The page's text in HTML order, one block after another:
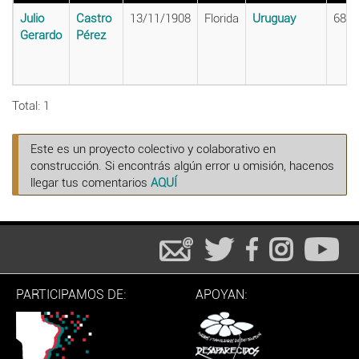
Julio
Gerardo
Castro
Pérez
13/11/1908 Florida Uruguay 68
Total: 1
Este es un proyecto colectivo y colaborativo en
construcción. Si encontrás algún error u omisión, hacenos
llegar tus comentarios AQUÍ
PARTICIPAMOS DE: APOYAN: